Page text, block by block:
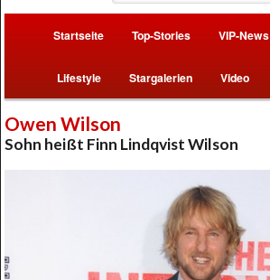
Startseite Top-Stories VIP-News
Lifestyle Stargalerien Video
Owen Wilson
Sohn heißt Finn Lindqvist Wilson